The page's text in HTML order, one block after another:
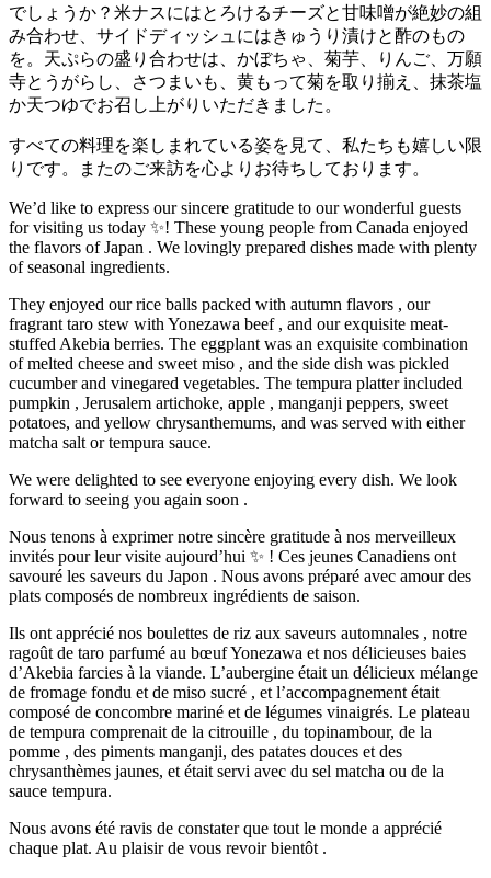
でしょうか？米ナスにはとろけるチーズと甘味噌が絶妙の組
み合わせ、サイドディッシュにはきゅうり漬けと酢のもの
を。天ぷらの盛り合わせは、かぼちゃ、菊芋、りんご、万願
寺とうがらし、さつまいも、黄もって菊を取り揃え、抹茶塩
か天つゆでお召し上がりいただきました。
すべての料理を楽しまれている姿を見て、私たちも嬉しい限
りです。またのご来訪を心よりお待ちしております。
We’d like to express our sincere gratitude to our wonderful guests
for visiting us today ✨! These young people from Canada enjoyed
the flavors of Japan . We lovingly prepared dishes made with plenty
of seasonal ingredients.
They enjoyed our rice balls packed with autumn flavors , our
fragrant taro stew with Yonezawa beef , and our exquisite meat-
stuffed Akebia berries. The eggplant was an exquisite combination
of melted cheese and sweet miso , and the side dish was pickled
cucumber and vinegared vegetables. The tempura platter included
pumpkin , Jerusalem artichoke, apple , manganji peppers, sweet
potatoes, and yellow chrysanthemums, and was served with either
matcha salt or tempura sauce.
We were delighted to see everyone enjoying every dish. We look
forward to seeing you again soon .
Nous tenons à exprimer notre sincère gratitude à nos merveilleux
invités pour leur visite aujourd’hui ✨ ! Ces jeunes Canadiens ont
savouré les saveurs du Japon . Nous avons préparé avec amour des
plats composés de nombreux ingrédients de saison.
Ils ont apprécié nos boulettes de riz aux saveurs automnales , notre
ragoût de taro parfumé au bœuf Yonezawa et nos délicieuses baies
d’Akebia farcies à la viande. L’aubergine était un délicieux mélange
de fromage fondu et de miso sucré , et l’accompagnement était
composé de concombre mariné et de légumes vinaigrés. Le plateau
de tempura comprenait de la citrouille , du topinambour, de la
pomme , des piments manganji, des patates douces et des
chrysanthèmes jaunes, et était servi avec du sel matcha ou de la
sauce tempura.
Nous avons été ravis de constater que tout le monde a apprécié
chaque plat. Au plaisir de vous revoir bientôt .